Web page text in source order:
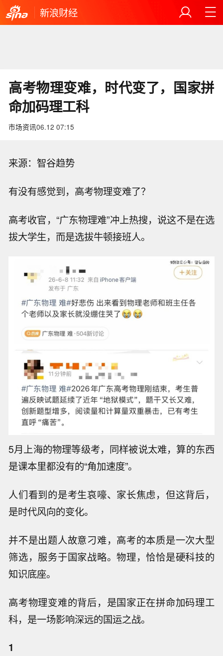
新浪财经
高考物理变难，时代变了，国家拼
命加码理工科
市场资讯06.12 07:15
来源：智谷趋势
有没有感觉到，高考物理变难了？
高考收官，“广东物理难”冲上热搜，说这不是在选
拔大学生，而是选拔牛顿接班人。
5月上海的物理等级考，同样被说太难，算的东西
是课本里都没有的“角加速度”。
人们看到的是考生哀嚎、家长焦虑，但这背后，
是时代风向的变化。
并不是出题人故意刁难，高考的本质是一次大型
筛选，服务于国家战略。物理，恰恰是硬科技的
知识底座。
高考物理变难的背后，是国家正在拼命加码理工
科，是一场影响深远的国运之战。
1